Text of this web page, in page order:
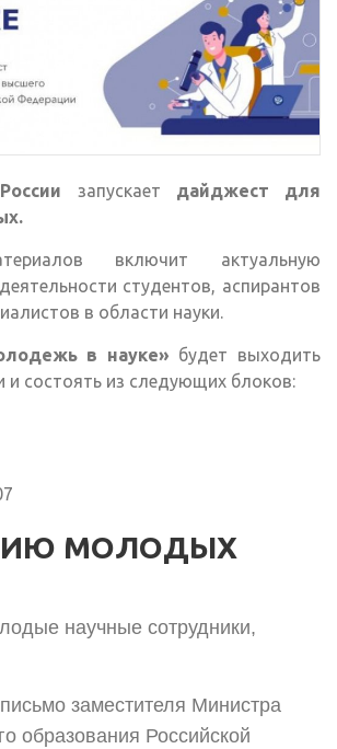
запускает дайджест для
включит актуальную
студентов, аспирантов
в области науки.
в науке» будет выходить
и состоять из следующих блоков:
МОЛОДЫХ
научные сотрудники,
заместителя Министра
образования Российской